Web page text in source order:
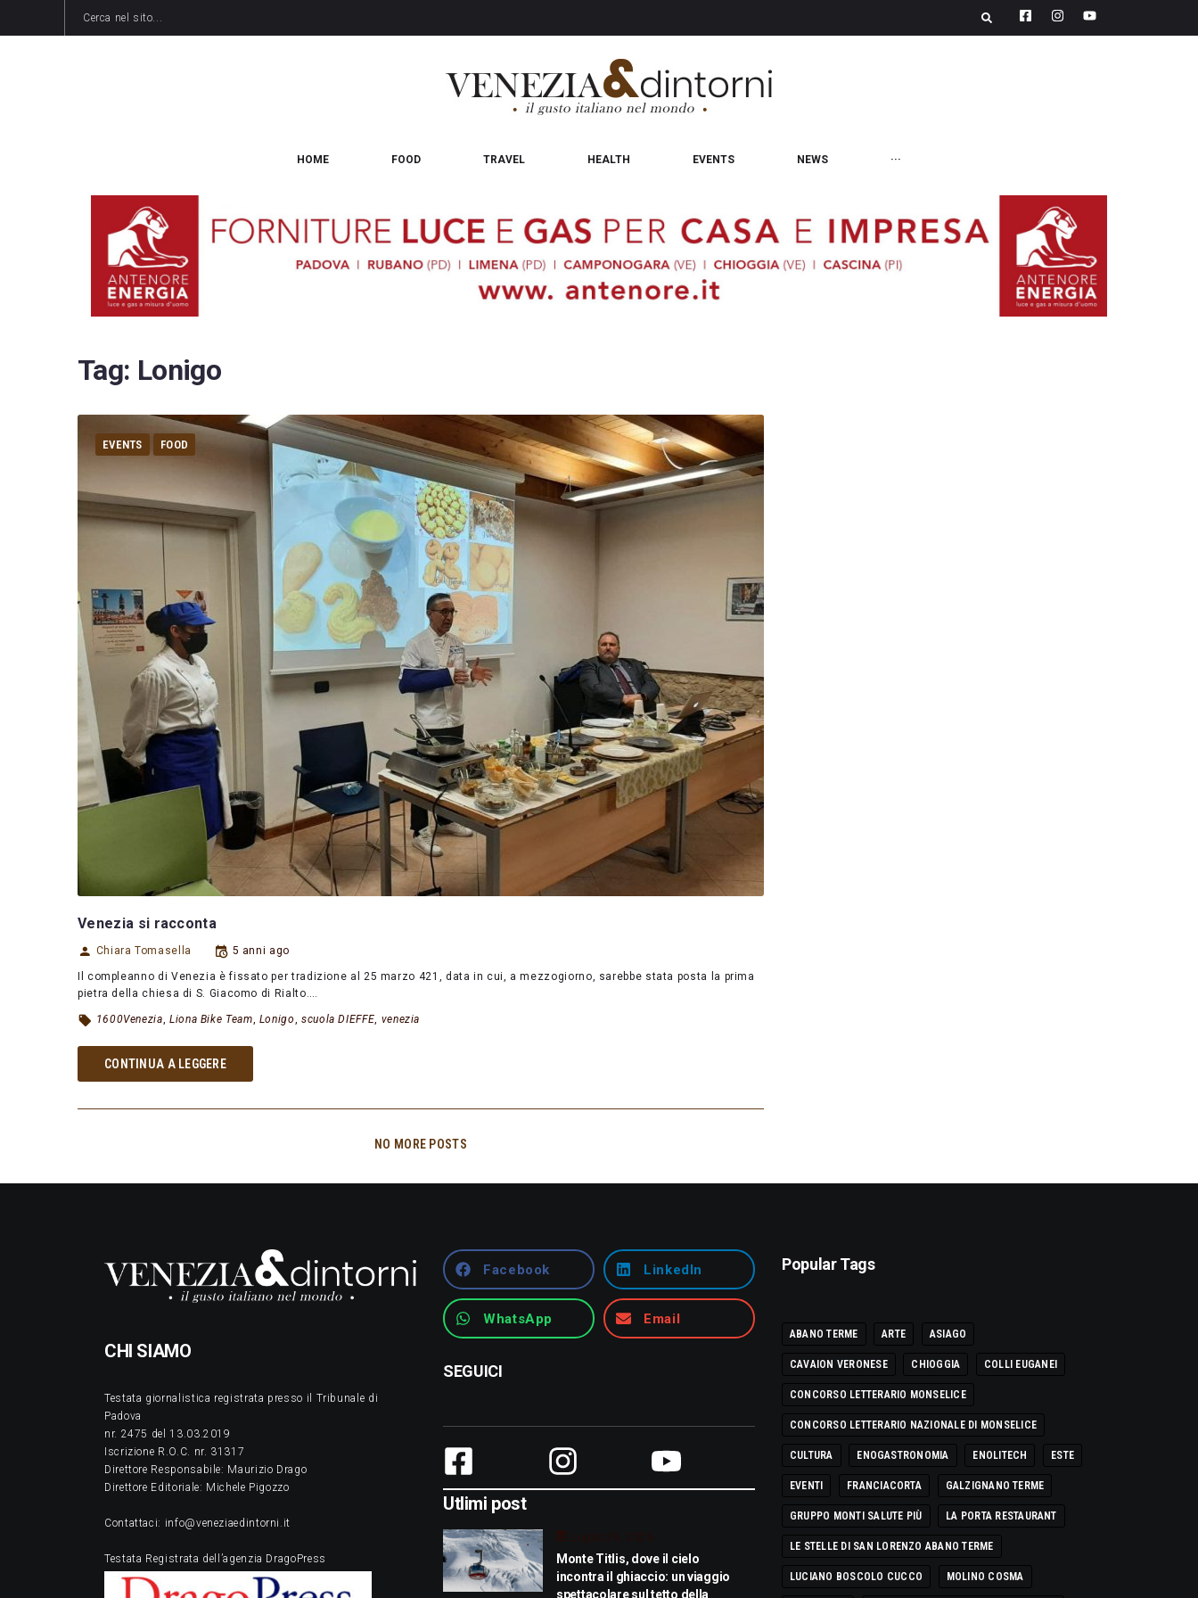
HOME FOOD TRAVEL HEALTH EVENTS NEWS ···
Tag: Lonigo
EVENTS FOOD
Venezia si racconta
Chiara Tomasella 5 anni ago
Il compleanno di Venezia è fissato per tradizione al 25 marzo 421, data in cui, a mezzogiorno, sarebbe stata posta la prima
pietra della chiesa di S. Giacomo di Rialto.…
1600Venezia, Liona Bike Team, Lonigo, scuola DIEFFE, venezia
CONTINUA A LEGGERE
NO MORE POSTS
CHI SIAMO
Testata giornalistica registrata presso il Tribunale di
Padova
nr. 2475 del 13.03.2019
Iscrizione R.O.C. nr. 31317
Direttore Responsabile: Maurizio Drago
Direttore Editoriale: Michele Pigozzo
Contattaci: info@veneziaedintorni.it
Testata Registrata dell’agenzia DragoPress
Facebook LinkedIn
WhatsApp Email
SEGUICI
Utlimi post
Luglio 29, 2026
Monte Titlis, dove il cielo
incontra il ghiaccio: un viaggio
spettacolare sul tetto della
Popular Tags
ABANO TERME ARTE ASIAGO
CAVAION VERONESE CHIOGGIA COLLI EUGANEI
CONCORSO LETTERARIO MONSELICE
CONCORSO LETTERARIO NAZIONALE DI MONSELICE
CULTURA ENOGASTRONOMIA ENOLITECH ESTE
EVENTI FRANCIACORTA GALZIGNANO TERME
GRUPPO MONTI SALUTE PIÙ LA PORTA RESTAURANT
LE STELLE DI SAN LORENZO ABANO TERME
LUCIANO BOSCOLO CUCCO MOLINO COSMA